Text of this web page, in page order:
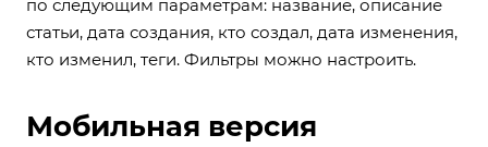
по следующим параметрам: название, описание
статьи, дата создания, кто создал, дата изменения,
кто изменил, теги. Фильтры можно настроить.
Мобильная версия